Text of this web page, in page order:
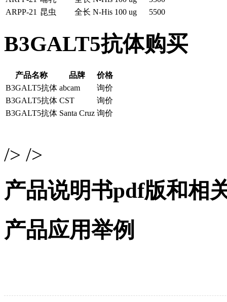
ARPP-21 昆虫 全长 N-His 100 ug 5500
B3GALT5抗体购买
产品名称 品牌
价格
B3GALT5抗体 abcam
询价
B3GALT5抗体 CST
询价
B3GALT5抗体 Santa Cruz 询价
/> />
产品说明书pdf版和相
产品应用举例